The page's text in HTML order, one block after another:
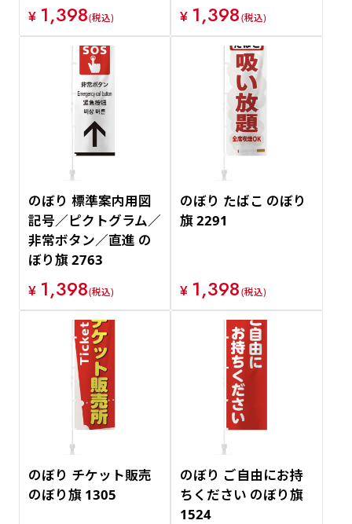
¥ 1,398(税込)
¥ 1,398(税込)
のぼり 標準案内用図
記号／ピクトグラム／
非常ボタン／直進 の
ぼり旗 2763
¥ 1,398(税込)
のぼり たばこ のぼり
旗 2291
¥ 1,398(税込)
のぼり チケット販売
のぼり旗 1305
のぼり ご自由にお持
ちください のぼり旗
1524